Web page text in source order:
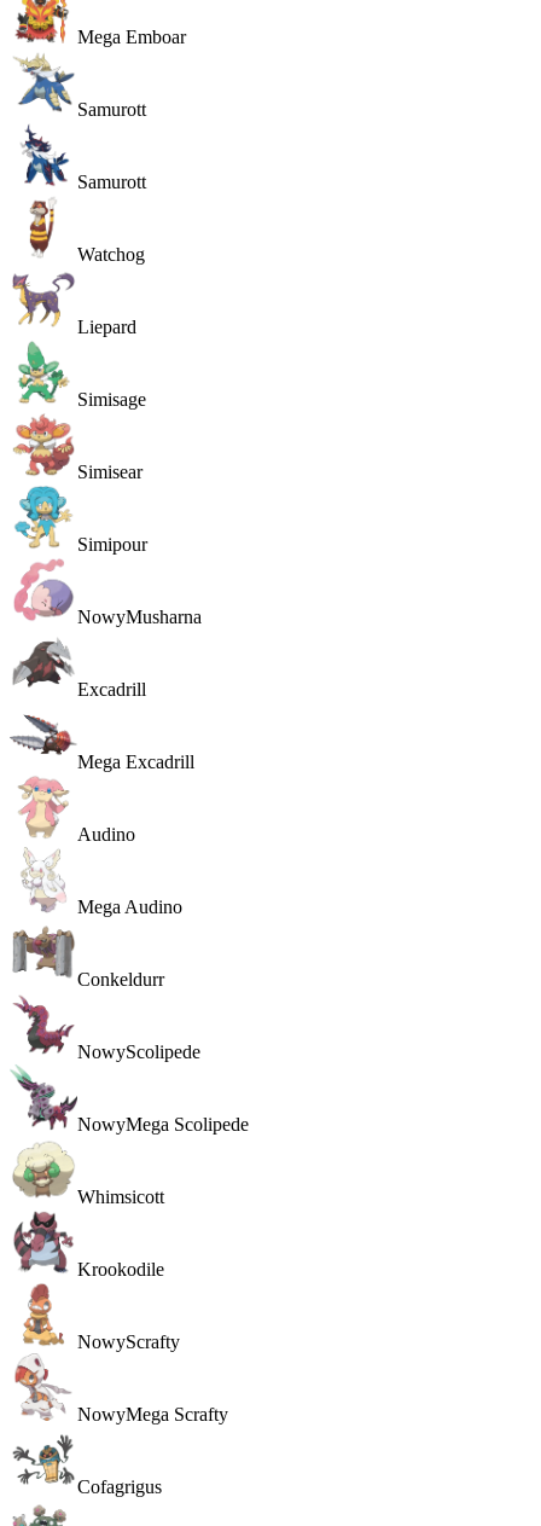
Mega Emboar
Samurott
Samurott
Watchog
Liepard
Simisage
Simisear
Simipour
NowyMusharna
Excadrill
Mega Excadrill
Audino
Mega Audino
Conkeldurr
NowyScolipede
NowyMega Scolipede
Whimsicott
Krookodile
NowyScrafty
NowyMega Scrafty
Cofagrigus